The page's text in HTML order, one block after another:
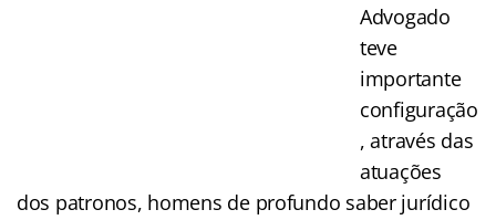
Advogado
teve
importante
configuração
, através das
atuações
dos patronos, homens de profundo saber jurídico